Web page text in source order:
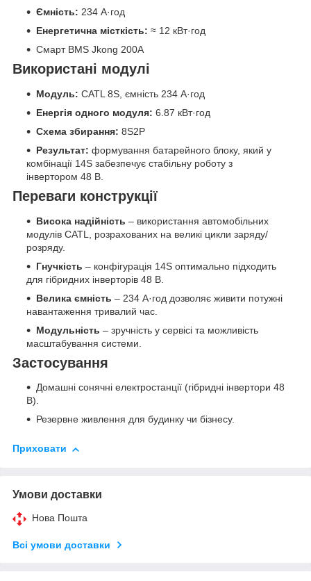
Ємність: 234 А·год
Енергетична місткість: ≈ 12 кВт·год
Смарт BMS Jkong 200A
Використані модулі
Модуль: CATL 8S, ємність 234 А·год
Енергія одного модуля: 6.87 кВт·год
Схема збирання: 8S2P
Результат: формування батарейного блоку, який у
комбінації 14S забезпечує стабільну роботу з
інвертором 48 В.
Переваги конструкції
Висока надійність – використання автомобільних
модулів CATL, розрахованих на великі цикли заряду/
розряду.
Гнучкість – конфігурація 14S оптимально підходить
для гібридних інверторів 48 В.
Велика ємність – 234 А·год дозволяє живити потужні
навантаження тривалий час.
Модульність – зручність у сервісі та можливість
масштабування системи.
Застосування
Домашні сонячні електростанції (гібридні інвертори 48
В).
Резервне живлення для будинку чи бізнесу.
Приховати
Умови доставки
Нова Пошта
Всі умови доставки